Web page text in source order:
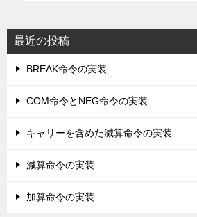
最近の投稿
BREAK命令の実装
COM命令とNEG命令の実装
キャリーを含めた減算命令の実装
減算命令の実装
加算命令の実装